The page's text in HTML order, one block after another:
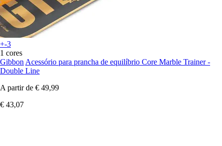
+-3
1 cores
Gibbon Acessório para prancha de equilíbrio Core Marble Trainer -
Double Line
A partir de € 49,99
€ 43,07